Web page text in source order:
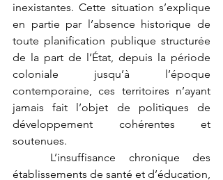
inexistantes. Cette situation s’explique
en partie par l’absence historique de
toute planification publique structurée
de la part de l’État, depuis la période
coloniale jusqu’à l’époque
contemporaine, ces territoires n’ayant
jamais fait l’objet de politiques de
développement cohérentes et
soutenues.
établissements de santé et d’éducation,